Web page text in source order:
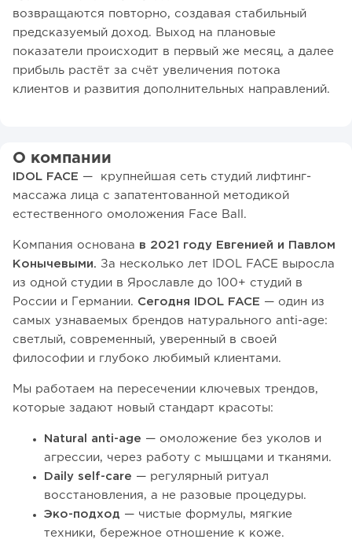
возвращаются повторно, создавая стабильный
предсказуемый доход. Выход на плановые
показатели происходит в первый же месяц, а далее
прибыль растёт за счёт увеличения потока
клиентов и развития дополнительных направлений.
О компании
IDOL FACE — крупнейшая сеть студий лифтинг-
массажа лица с запатентованной методикой
естественного омоложения Face Ball.
Компания основана в 2021 году Евгенией и Павлом
Конычевыми. За несколько лет IDOL FACE выросла
из одной студии в Ярославле до 100+ студий в
России и Германии. Сегодня IDOL FACE — один из
самых узнаваемых брендов натурального anti-age:
светлый, современный, уверенный в своей
философии и глубоко любимый клиентами.
Мы работаем на пересечении ключевых трендов,
которые задают новый стандарт красоты:
Natural anti-age — омоложение без уколов и
агрессии, через работу с мышцами и тканями.
Daily self-care — регулярный ритуал
восстановления, а не разовые процедуры.
Эко-подход — чистые формулы, мягкие
техники, бережное отношение к коже.